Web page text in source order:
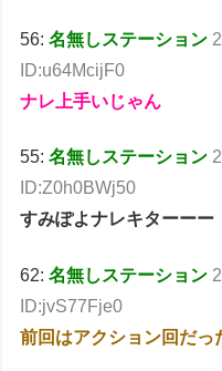
56:名無しステーション
ID:u64McijF0
ナレ上手いじゃん
55:名無しステーション
ID:Z0h0BWj50
すみぽよナレキターーー
62:名無しステーション
ID:jvS77Fje0
前回はアクション回だっ